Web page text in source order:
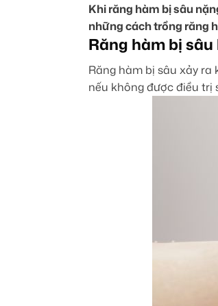
Khi răng hàm bị sâu
những cách trồng răng
Răng hàm bị
Răng hàm bị sâu xảy
nếu không được điều trị